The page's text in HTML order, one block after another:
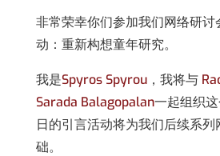
非常荣幸你们参加我们网络研
动：重新构想童年研究。
我是Spyros Spyrou，我将与
Sarada Balagopalan一起组织
日的引言活动将为我们后续系
础。